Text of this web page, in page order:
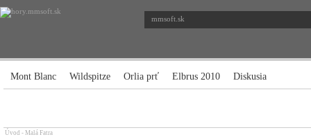
mmsoft.sk
Mont Blanc Wildspitze Orlia prť Elbrus 2010 Diskusia
Úvod - Malá Fatra